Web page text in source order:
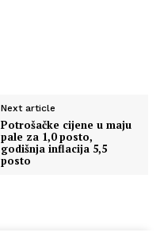
Next article
Potrošačke cijene u maju
pale za 1,0 posto,
godišnja inflacija 5,5
posto